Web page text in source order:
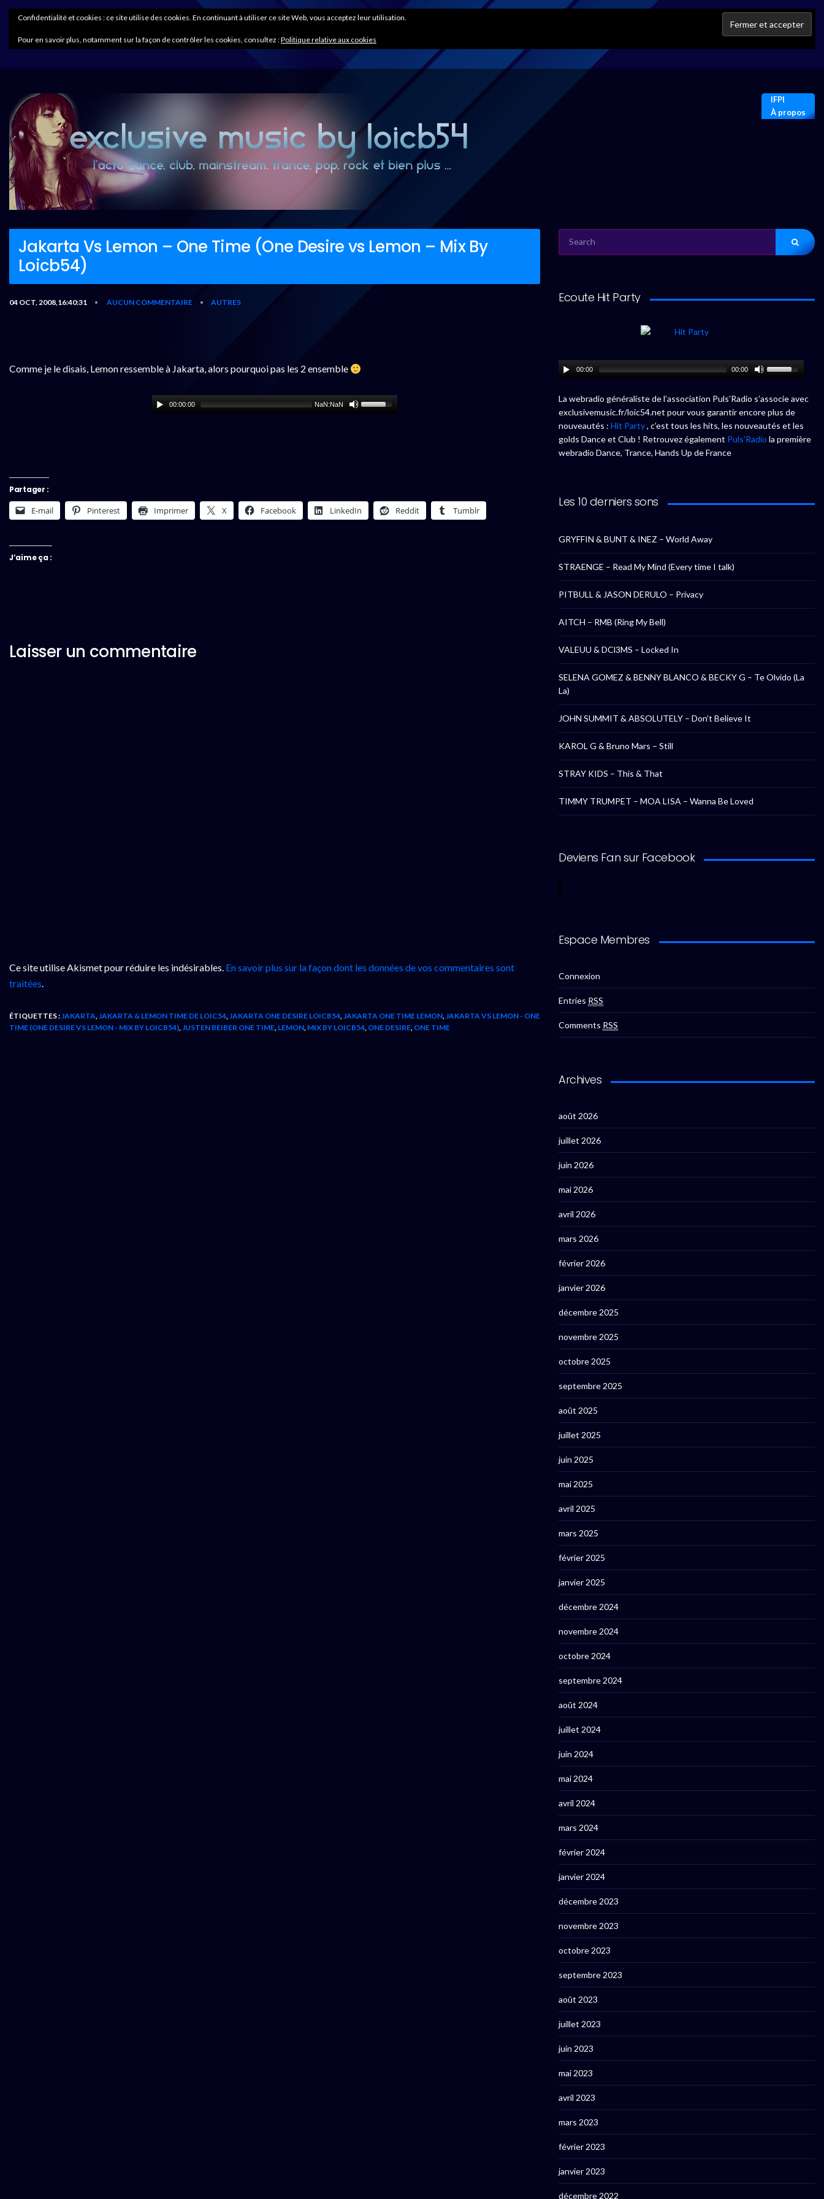
IFPI
À propos
Jakarta Vs Lemon – One Time (One Desire vs Lemon – Mix By
Loicb54)
04 OCT, 2008,16:40:31 • AUCUN COMMENTAIRE • AUTRES
Comme je le disais, Lemon ressemble à Jakarta, alors pourquoi pas les 2 ensemble
00:00:00 NaN:NaN
Partager :
E-mail Pinterest Imprimer X Facebook LinkedIn Reddit Tumblr
J’aime ça :
Laisser un commentaire
Ce site utilise Akismet pour réduire les indésirables. En savoir plus sur la façon dont les données de vos commentaires sont
traitées.
ÉTIQUETTES :JAKARTA,JAKARTA & LEMON TIME DE LOIC54,JAKARTA ONE DESIRE LOICB54,JAKARTA ONE TIME LEMON,JAKARTA VS LEMON - ONE
TIME (ONE DESIRE VS LEMON - MIX BY LOICB54),JUSTEN BEIBER ONE TIME, LEMON, MIX BY LOICB54, ONE DESIRE, ONE TIME
FOR:
Ecoute Hit Party
00:00 00:00
La webradio généraliste de l’association Puls’Radio s’associe avec
exclusivemusic.fr/loic54.net pour vous garantir encore plus de
nouveautés : Hit Party, c’est tous les hits, les nouveautés et les
golds Dance et Club ! Retrouvez également Puls’Radio la première
webradio Dance, Trance, Hands Up de France
Les 10 derniers sons
GRYFFIN & BUNT & INEZ – World Away
STRAENGE – Read My Mind (Every time I talk)
PITBULL & JASON DERULO – Privacy
AITCH – RMB (Ring My Bell)
VALEUU & DCl3MS – Locked In
SELENA GOMEZ & BENNY BLANCO & BECKY G – Te Olvido (La
La)
JOHN SUMMIT & ABSOLUTELY – Don’t Believe It
KAROL G & Bruno Mars – Still
STRAY KIDS – This & That
TIMMY TRUMPET – MOA LISA – Wanna Be Loved
Deviens Fan sur Facebook
Espace Membres
Connexion
Entries RSS
Comments RSS
Archives
août 2026
juillet 2026
juin 2026
mai 2026
avril 2026
mars 2026
février 2026
janvier 2026
décembre 2025
novembre 2025
octobre 2025
septembre 2025
août 2025
juillet 2025
juin 2025
mai 2025
avril 2025
mars 2025
février 2025
janvier 2025
décembre 2024
novembre 2024
octobre 2024
septembre 2024
août 2024
juillet 2024
juin 2024
mai 2024
avril 2024
mars 2024
février 2024
janvier 2024
décembre 2023
novembre 2023
octobre 2023
septembre 2023
août 2023
juillet 2023
juin 2023
mai 2023
avril 2023
mars 2023
février 2023
janvier 2023
décembre 2022
Confidentialité et cookies : ce site utilise des cookies. En continuant à utiliser ce site Web, vous acceptez leur utilisation.
Pour en savoir plus, notamment sur la façon de contrôler les cookies, consultez :Politique relative aux cookies